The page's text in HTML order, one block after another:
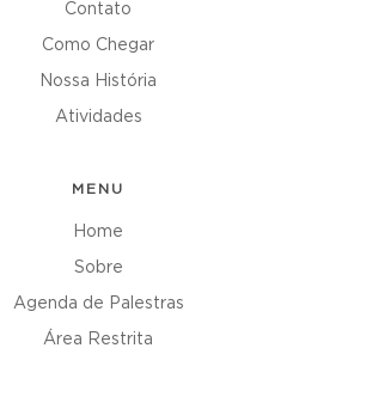
Contato
Como Chegar
Nossa História
Atividades
MENU
Home
Sobre
Agenda de Palestras
Área Restrita